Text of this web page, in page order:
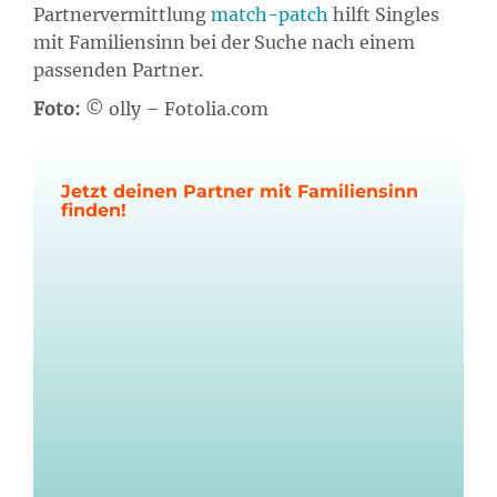
Partnervermittlung match-patch hilft Singles
mit Familiensinn bei der Suche nach einem
passenden Partner.
Foto: © olly – Fotolia.com
Jetzt deinen Partner mit Familiensinn
finden!